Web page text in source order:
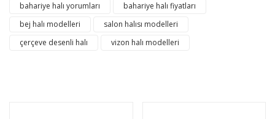
bahariye halı yorumları
bahariye halı fiyatları
bej halı modelleri
salon halısı modelleri
çerçeve desenli halı
vizon halı modelleri